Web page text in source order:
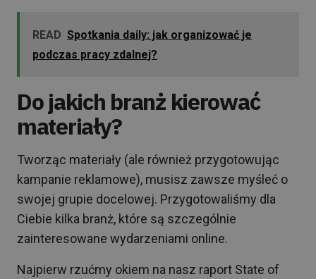
READ Spotkania daily: jak organizować je
podczas pracy zdalnej?
Do jakich branż kierować
materiały?
Tworząc materiały (ale również przygotowując
kampanie reklamowe), musisz zawsze myśleć o
swojej grupie docelowej. Przygotowaliśmy dla
Ciebie kilka branż, które są szczególnie
zainteresowane wydarzeniami online.
Najpierw rzućmy okiem na nasz raport State of